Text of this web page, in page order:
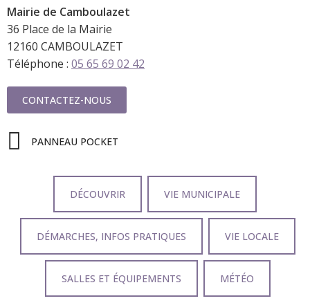
Mairie de Camboulazet
36 Place de la Mairie
12160 CAMBOULAZET
Téléphone : 05 65 69 02 42
CONTACTEZ-NOUS
PANNEAU POCKET
DÉCOUVRIR VIE MUNICIPALE
DÉMARCHES, INFOS PRATIQUES VIE LOCALE
SALLES ET ÉQUIPEMENTS MÉTÉO